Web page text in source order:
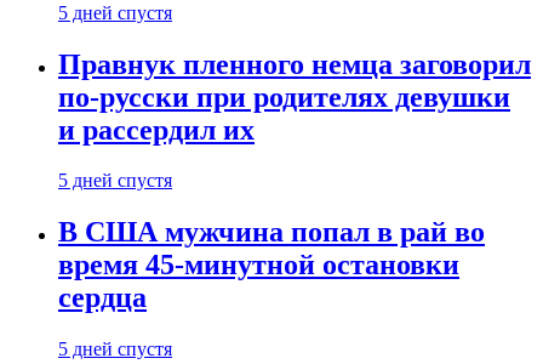
5 дней спустя
Правнук пленного немца заговорил
по-русски при родителях девушки
и рассердил их
5 дней спустя
В США мужчина попал в рай во
время 45-минутной остановки
сердца
5 дней спустя